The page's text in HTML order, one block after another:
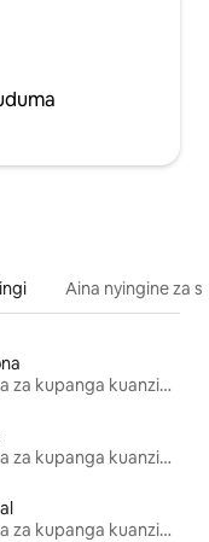
Aina nyingine za
Nyumba za kupanga kuanzia mwezi mmoja
Nyumba za kupanga kuanzia mwezi mmoja
Nyumba za kupanga kuanzia mwezi mmoja